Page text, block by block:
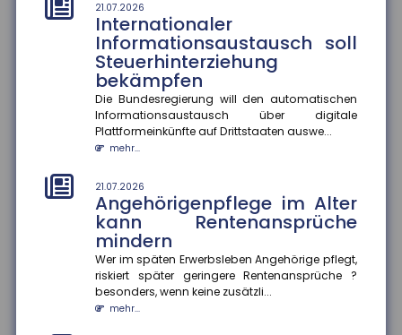
21.07.2026
Internationaler
Informationsaustausch soll
Steuerhinterziehung
bekämpfen
Die Bundesregierung will den automatischen
Informationsaustausch über digitale
Plattformeinkünfte auf Drittstaaten auswe...
mehr...
21.07.2026
Angehörigenpflege im Alter
kann Rentenansprüche
mindern
Wer im späten Erwerbsleben Angehörige pflegt,
riskiert später geringere Rentenansprüche ?
besonders, wenn keine zusätzli...
mehr...
Das Hessische Landessozialgericht hat entschieden,
dass eine gesetzliche Krankenkasse die Kosten für
einen Rettungshubsc...
mehr...
18.07.2026
Aktionsplan gegen Steuer- und
Finanzkriminalität
Im Mittelpunkt des Aktionsplans zur Bekämpfung von
Vernetzung von Ermi...
mehr...
18.07.2026
Gründer-Persönlichkeit
beeinflusst Krisenbewältigung
von Start-ups
Eine Studie des ZEW Mannheim und der Technischen